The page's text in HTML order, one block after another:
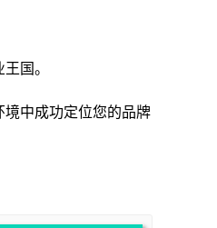
国。
中成功定位您的品牌